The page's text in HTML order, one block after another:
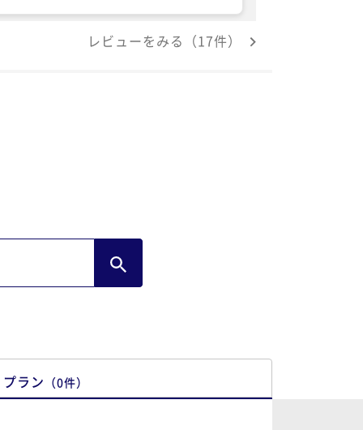
レビューをみる（17件）
プラン （0件）